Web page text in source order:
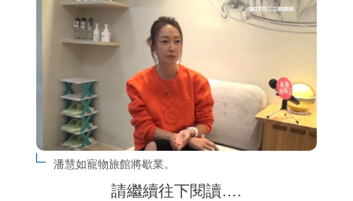
潘慧如寵物旅館將歇業。
請繼續往下閱讀….